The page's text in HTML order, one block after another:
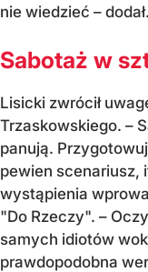
nie wiedzieć – dodał.
Sabotaż w
Lisicki zwrócił
Trzaskowskiego. –
panują.
pewien scenariusz,
wystąpienia
"Do Rzeczy". –
samych idiotów
prawdopodobna